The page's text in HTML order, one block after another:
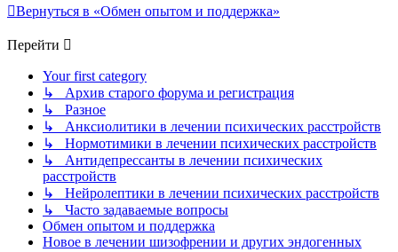
Вернуться в «Обмен опытом и поддержка»
Перейти
Your first category
↳ Архив старого форума и регистрация
↳ Разное
↳ Анксиолитики в лечении психических расстройств
↳ Нормотимики в лечении психических расстройств
↳ Антидепрессанты в лечении психических
расстройств
↳ Нейролептики в лечении психических расстройств
↳ Часто задаваемые вопросы
Обмен опытом и поддержка
Новое в лечении шизофрении и других эндогенных